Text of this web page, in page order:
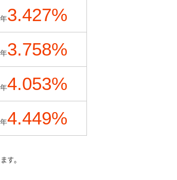
3.427%
3.758%
4.053%
4.449%
す。